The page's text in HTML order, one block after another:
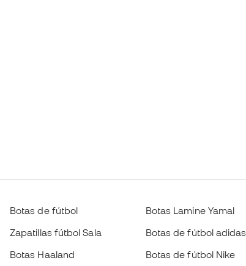
Botas de fútbol
Zapatillas fútbol Sala
Botas Haaland
Botas Lamine Yamal
Botas de fútbol adidas
Botas de fútbol Nike